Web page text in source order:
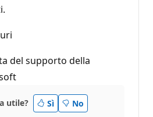
del supporto della
utile? Sì No